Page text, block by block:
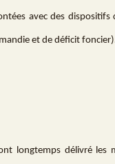
avec des dispositifs
et de déficit
longtemps délivré les